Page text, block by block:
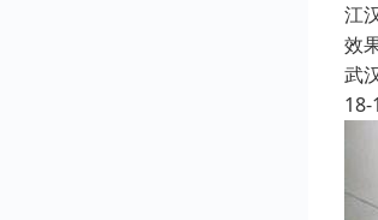
江
效
武
18-